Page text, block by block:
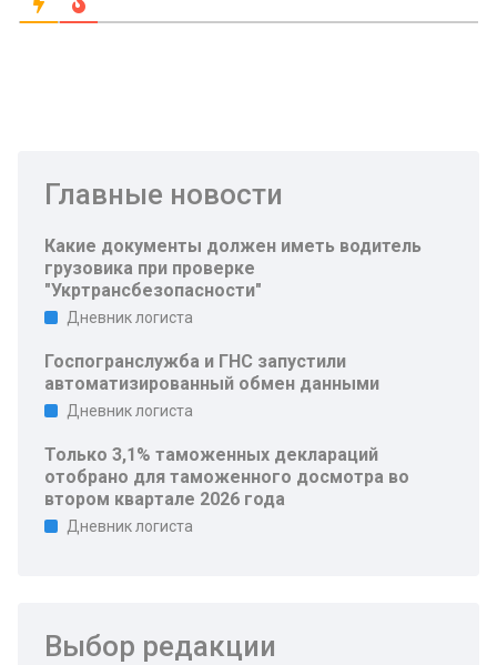
Главные новости
Какие документы должен иметь водитель
грузовика при проверке
"Укртрансбезопасности"
Дневник логиста
Госпогранслужба и ГНС запустили
автоматизированный обмен данными
Дневник логиста
Только 3,1% таможенных деклараций
отобрано для таможенного досмотра во
втором квартале 2026 года
Дневник логиста
Выбор редакции